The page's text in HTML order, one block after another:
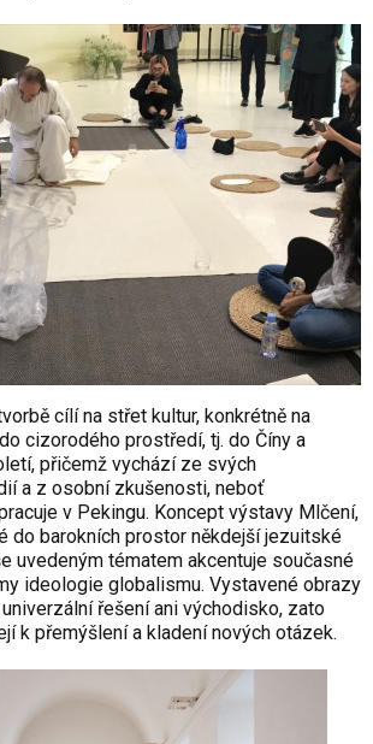
cílí na střet kultur, konkrétně na
cizorodého prostředí, tj. do Číny a
přičemž vychází ze svých
a z osobní zkušenosti, neboť
v Pekingu. Koncept výstavy Mlčení,
do barokních prostor někdejší jezuitské
uvedeným tématem akcentuje současné
ideologie globalismu. Vystavené obrazy
řešení ani východisko, zato
k přemýšlení a kladení nových otázek.